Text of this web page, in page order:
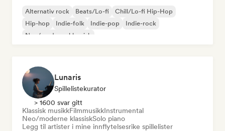
Alternativ rock Beats/Lo-fi
Chill/Lo-fi Hip-Hop
Hip-hop
Indie-folk Indie-pop
Indie-rock
Neo/moderne klassisk
Lunaris
Spillelistekurator
> 1600 svar gitt
Klassisk musikkFilmmusikkInstrumental
Neo/moderne klassiskSolo piano
Legg til artister i mine innflytelsesrike spillelister